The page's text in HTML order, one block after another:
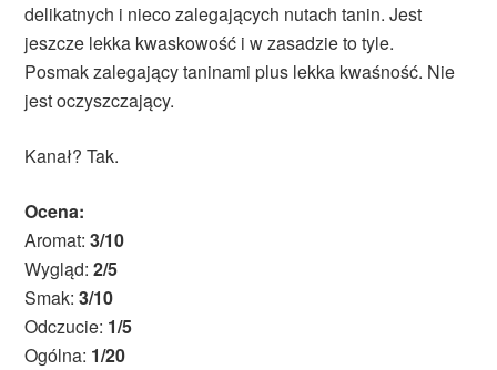
delikatnych i nieco zalegających nutach tanin. Jest
jeszcze lekka kwaskowość i w zasadzie to tyle.
Posmak zalegający taninami plus lekka kwaśność. Nie
jest oczyszczający.
Kanał? Tak.
Ocena:
Aromat:3/10
Wygląd:2/5
Smak:3/10
Odczucie: 1/5
Ogólna: 1/20